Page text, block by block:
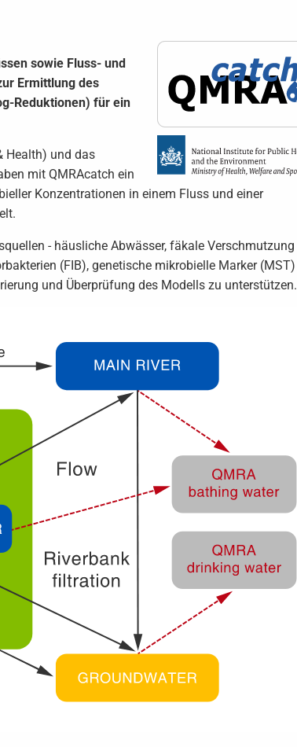
sowie Fluss- und
Ermittlung des
Reduktionen) für ein
Health) und das
mit QMRAcatch ein
Konzentrationen in einem Fluss und einer
- häusliche Abwässer, fäkale Verschmutzung
(FIB), genetische mikrobielle Marker (MST)
und Überprüfung des Modells zu unterstützen.